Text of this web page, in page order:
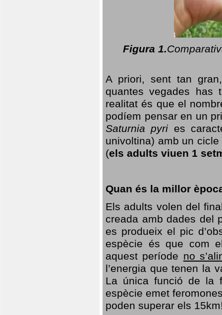
Figura 1.
A priori, sent tan
quantes vegades has
realitat és que el
podíem pensar en un
Saturnia pyri es
univoltina) amb un
(els adults viuen 1
Quan és la millor
Els adults volen del
creada amb dades del
es produeix el pic
espècie és que com
aquest període no
l’energia que tenen la
La única funció de la
espècie emet
poden superar els